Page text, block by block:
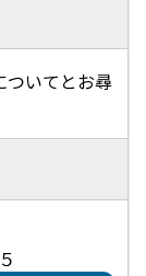
ついてとお尋